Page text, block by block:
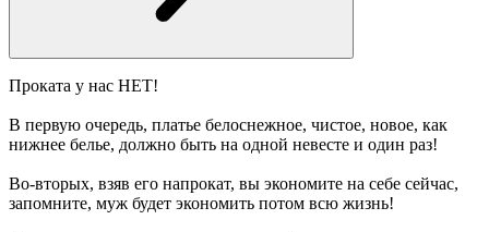
Проката у нас НЕТ!
В первую очередь, платье белоснежное, чистое, новое, как
нижнее белье, должно быть на одной невесте и один раз!
Во-вторых, взяв его напрокат, вы экономите на себе сейчас,
запомните, муж будет экономить потом всю жизнь!